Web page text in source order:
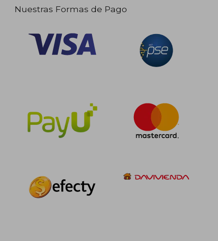
Nuestras Formas de Pago